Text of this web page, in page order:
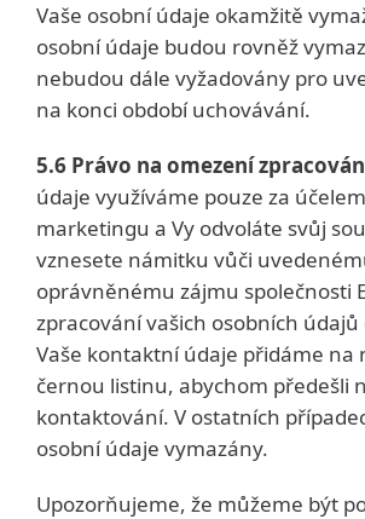
Vaše osobní údaje okamžitě
osobní údaje budou rovněž
nebudou dále vyžadovány pro
na konci období uchovávání.
5.6 Právo na omezení
údaje využíváme pouze za
marketingu a Vy odvoláte svůj
vznesete námitku vůči
oprávněnému zájmu společnosti
zpracování vašich osobních údajů
Vaše kontaktní údaje přidáme na
černou listinu, abychom předešli
kontaktování. V ostatních
osobní údaje vymazány.
Upozorňujeme, že můžeme být